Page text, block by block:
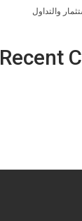
والتداول
Recent